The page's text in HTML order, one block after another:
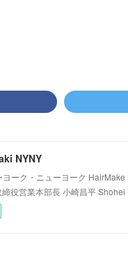
NYNY
ヨーク・ニューヨーク
役営業本部長 小崎昌平